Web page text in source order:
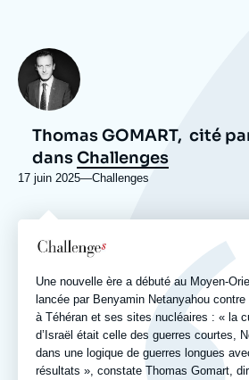
Logo
Une nouvelle ère a débuté au Moyen-
lancée par Benyamin Netanyahou
à Téhéran et ses sites nucléaires : « la
d’Israël était celle des guerres courtes,
dans une logique de guerres longues
résultats », constate Thomas Gomart,
Photo
Thomas GOMART, cité
dansChallenges
17 juin 2025—Nom
ou
Challenges